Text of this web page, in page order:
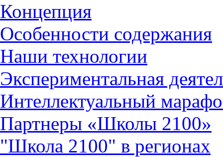
Концепция
Особенности содержания
Наши технологии
Экспериментальная
Интеллектуальный
Партнеры «Школы 2100»
"Школа 2100" в регионах